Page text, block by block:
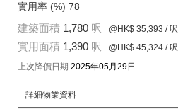
實用率 (%) 78
建築面積 1,780 呎 @HK$ 35,393 / 呎
實用面積 1,390 呎 @HK$ 45,324 / 呎
上次降價日期 2025年05月29日
詳細物業資料